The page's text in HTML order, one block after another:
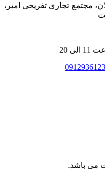
مجتمع تجاری تفریحی امیر،
20
می باشد.